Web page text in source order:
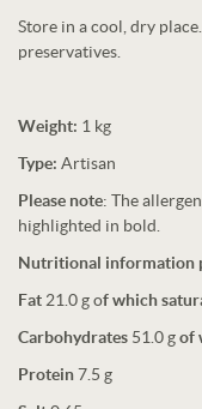
Store in a cool, dry
preservatives.
Weight: 1 kg
Type: Artisan
Please note: The
highlighted in bold.
Nutritional information
Fat 21.0 g of which
Carbohydrates 51.0 gof
Protein7.5 g